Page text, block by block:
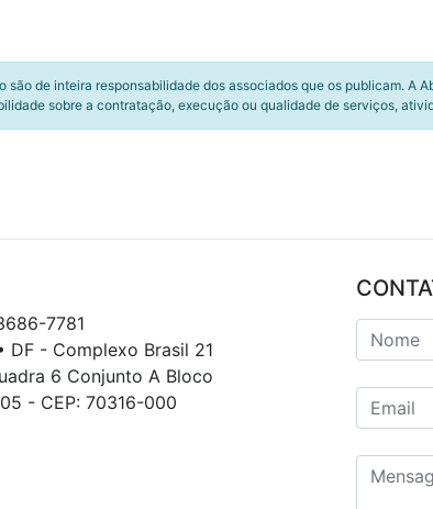
de inteira responsabilidade dos associados que os publicam. A
sobre a contratação, execução ou qualidade de serviços,
7781
DF - Complexo Brasil 21
6 Conjunto A Bloco
- CEP: 70316-000